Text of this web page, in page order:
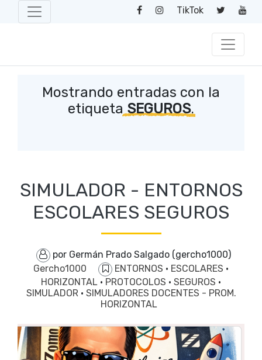
TikTok
Mostrando entradas con la
etiquetaSEGUROS.
SIMULADOR - ENTORNOS
ESCOLARES SEGUROS
por Germán Prado Salgado (gercho1000)
Gercho1000
ENTORNOS · ESCOLARES ·
HORIZONTAL · PROTOCOLOS · SEGUROS ·
SIMULADOR · SIMULADORES DOCENTES - PROM.
HORIZONTAL